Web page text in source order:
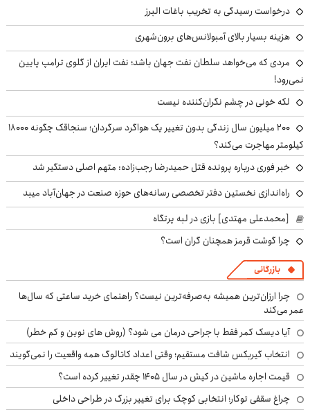
درخواست رسیدگی به تخریب باغات البرز
هزینه بسیار بالای آمبولانس‌های برون‌شهری
مردی که می‌خواهد سلطان نفت جهان باشد؛ نفت ایران از گلوی ترامپ پایین
نمی‌رود!
لکه خونی در چشم نگران‌کننده نیست
۲۰۰ میلیون سال زندگی بدون تغییر یک هواگرد سرگردان؛ سنجاقک‌ چگونه ۱۸۰۰۰
کیلومتر مهاجرت می‌کند؟
خبر فوری درباره پرونده قتل حمیدرضا رجب‌زاده: متهم اصلی دستگیر شد
راه‌اندازی نخستین دفتر تخصصی رسانه‌های حوزه صنعت در جهان‌آباد میبد
[محمدعلی مهتدی] بازی در لبه پرتگاه
چرا گوشت قرمز همچنان گران است؟
بازرگانی
چرا ارزان‌ترین همیشه به‌صرفه‌ترین نیست؟ راهنمای خرید ساعتی که سال‌ها
عمر می‌کند
آیا دیسک کمر فقط با جراحی درمان می شود؟ (روش های نوین و کم خطر)
انتخاب گیربکس شافت مستقیم؛ وقتی اعداد کاتالوگ همه واقعیت را نمی‌گویند
قیمت اجاره ماشین در کیش در سال ۱۴۰۵ چقدر تغییر کرده است؟
چراغ سقفی توکار؛ انتخابی کوچک برای تغییر بزرگ در طراحی داخلی